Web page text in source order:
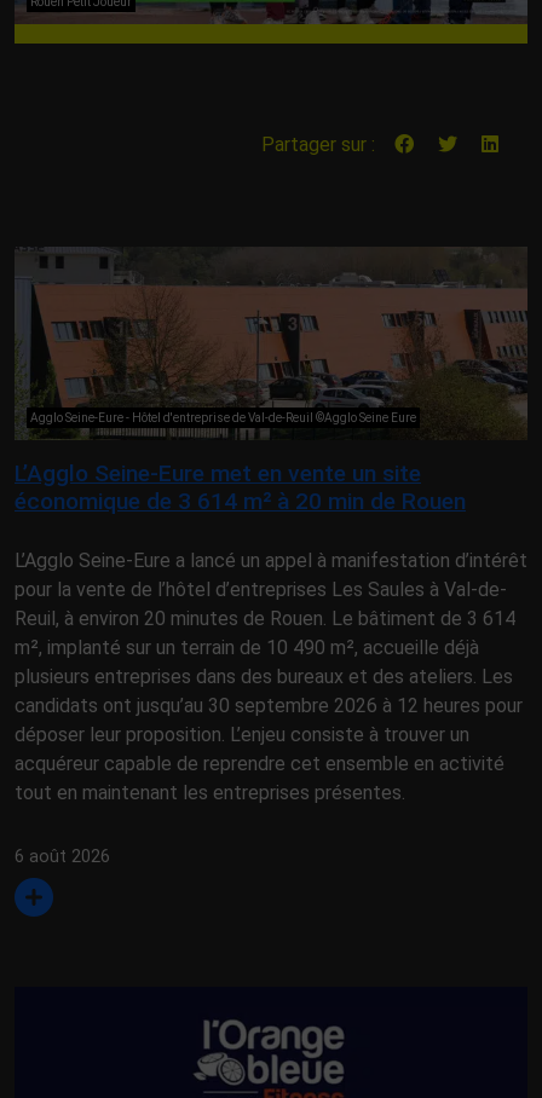
Partager sur :
Agglo Seine-Eure - Hôtel d'entreprise de Val-de-Reuil ©Agglo Seine Eure
L’Agglo Seine-Eure met en vente un site
économique de 3 614 m² à 20 min de Rouen
L’Agglo Seine-Eure a lancé un appel à manifestation d’intérêt
pour la vente de l’hôtel d’entreprises Les Saules à Val-de-
Reuil, à environ 20 minutes de Rouen. Le bâtiment de 3 614
m², implanté sur un terrain de 10 490 m², accueille déjà
plusieurs entreprises dans des bureaux et des ateliers. Les
candidats ont jusqu’au 30 septembre 2026 à 12 heures pour
déposer leur proposition. L’enjeu consiste à trouver un
acquéreur capable de reprendre cet ensemble en activité
tout en maintenant les entreprises présentes.
6 août 2026